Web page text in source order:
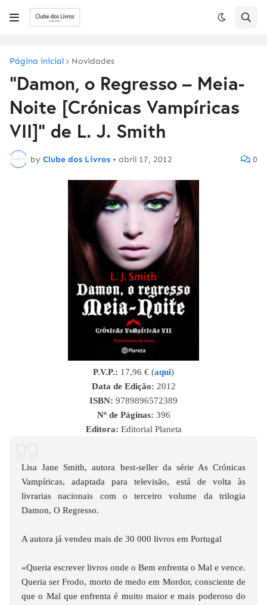
Página inicial Novidades
"Damon, o Regresso – Meia-
Noite [Crónicas Vampíricas
VII]" de L. J. Smith
by Clube dos Livros • abril 17, 2012 0
P.V.P.: 17,96 € (aqui)
Data de Edição: 2012
ISBN: 9789896572389
Nº de Páginas: 396
Editora: Editorial Planeta
Lisa Jane Smith, autora best-seller da série As Crónicas
Vampíricas, adaptada para televisão, está de volta às
livrarias nacionais com o terceiro volume da trilogia
Damon, O Regresso.
A autora já vendeu mais de 30 000 livros em Portugal
«Queria escrever livros onde o Bem enfrenta o Mal e vence.
Queria ser Frodo, morto de medo em Mordor, consciente de
que o Mal que enfrenta é muito maior e mais poderoso do